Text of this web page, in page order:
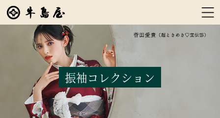
振袖コレクション